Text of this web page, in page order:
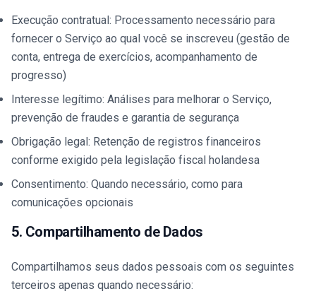
Execução contratual: Processamento necessário para
fornecer o Serviço ao qual você se inscreveu (gestão de
conta, entrega de exercícios, acompanhamento de
progresso)
Interesse legítimo: Análises para melhorar o Serviço,
prevenção de fraudes e garantia de segurança
Obrigação legal: Retenção de registros financeiros
conforme exigido pela legislação fiscal holandesa
Consentimento: Quando necessário, como para
comunicações opcionais
5. Compartilhamento de Dados
Compartilhamos seus dados pessoais com os seguintes
terceiros apenas quando necessário: